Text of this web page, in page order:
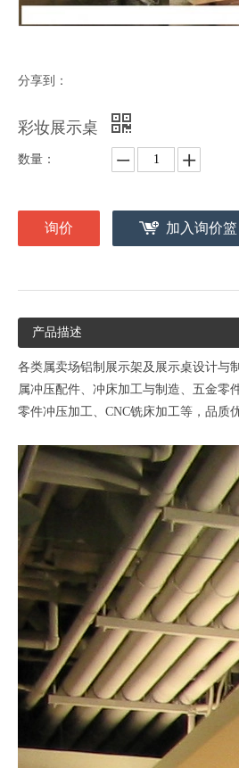
分享到：
彩妆展示桌
数量：
询价 加入询价篮
产品描述
各类属卖场铝制展示架及展示桌设计与
属冲压配件、冲床加工与制造、五金零
零件冲压加工、CNC铣床加工等，品质